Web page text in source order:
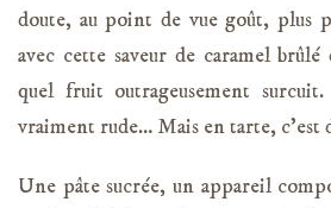
doute, au point de vue goût, plus
avec cette saveur de caramel
quel fruit outrageusement
vraiment rude… Mais en tarte, c’est
Une pâte sucrée, un appareil